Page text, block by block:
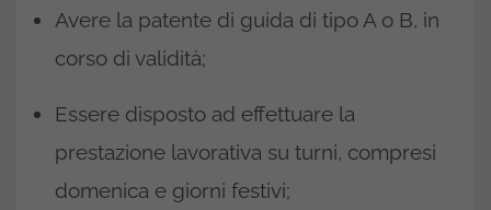
Avere la patente di guida di tipo A o B, in
corso di validità;
Essere disposto ad effettuare la
prestazione lavorativa su turni, compresi
domenica e giorni festivi;